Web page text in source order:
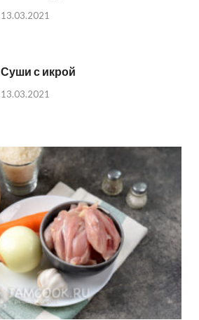
13.03.2021
Суши с икрой
13.03.2021